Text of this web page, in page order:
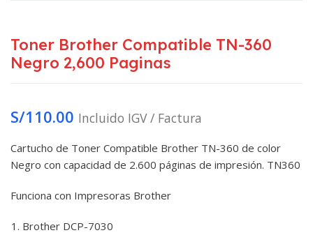
Toner Brother Compatible TN-360
Negro 2,600 Paginas
S/110.00 Incluido IGV / Factura
Cartucho de Toner Compatible Brother TN-360 de color
Negro con capacidad de 2.600 páginas de impresión. TN360
Funciona con Impresoras Brother
Brother DCP-7030